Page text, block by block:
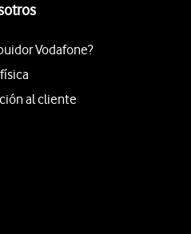
Vodafone?
al cliente